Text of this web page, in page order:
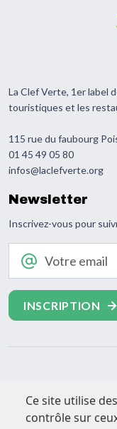
Ce site utilise
contrôle sur
La Clef Verte, 1er label
touristiques et les
115 rue du faubourg
01 45 49 05 80
infos@laclefverte.org
Newsletter
Inscrivez-vous pour